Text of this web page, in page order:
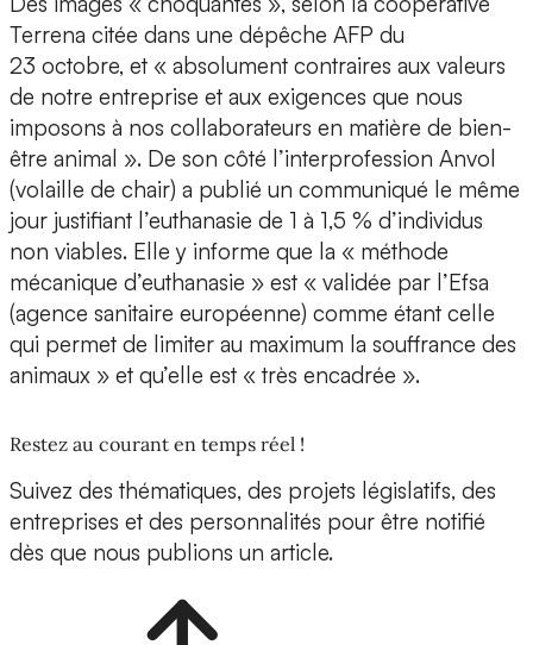
Terrena citée dans une dépêche AFP du
23 octobre, et « absolument contraires aux valeurs
de notre entreprise et aux exigences que nous
imposons à nos collaborateurs en matière de bien-
être animal ». De son côté l’interprofession Anvol
(volaille de chair) a publié un communiqué le même
jour justifiant l’euthanasie de 1 à 1,5 % d’individus
non viables. Elle y informe que la « méthode
mécanique d’euthanasie » est « validée par l’Efsa
(agence sanitaire européenne) comme étant celle
qui permet de limiter au maximum la souffrance des
animaux » et qu’elle est « très encadrée ».
Restez au courant en temps réel !
Suivez des thématiques, des projets législatifs, des
entreprises et des personnalités pour être notifié
dès que nous publions un article.